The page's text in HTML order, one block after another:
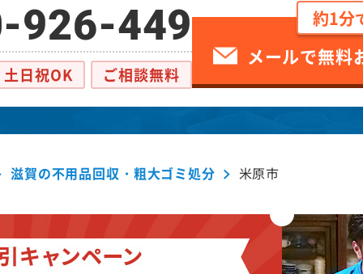
926-449
土日祝OK ご相談無料
約1分
メールで無料
滋賀の不用品回収・粗大ゴミ処分 米原市